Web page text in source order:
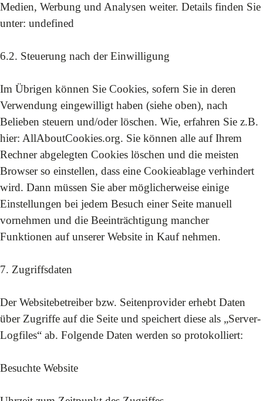
Medien, Werbung und Analysen weiter. Details finden Sie
unter: undefined
6.2. Steuerung nach der Einwilligung
Im Übrigen können Sie Cookies, sofern Sie in deren
Verwendung eingewilligt haben (siehe oben), nach
Belieben steuern und/oder löschen. Wie, erfahren Sie z.B.
hier: AllAboutCookies.org. Sie können alle auf Ihrem
Rechner abgelegten Cookies löschen und die meisten
Browser so einstellen, dass eine Cookieablage verhindert
wird. Dann müssen Sie aber möglicherweise einige
Einstellungen bei jedem Besuch einer Seite manuell
vornehmen und die Beeinträchtigung mancher
Funktionen auf unserer Website in Kauf nehmen.
7. Zugriffsdaten
Der Websitebetreiber bzw. Seitenprovider erhebt Daten
über Zugriffe auf die Seite und speichert diese als „Server-
Logfiles“ ab. Folgende Daten werden so protokolliert:
Besuchte Website